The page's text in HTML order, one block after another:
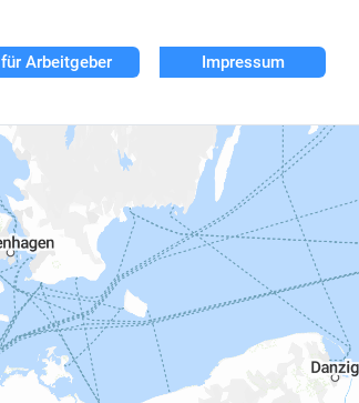
für Arbeitgeber Impressum